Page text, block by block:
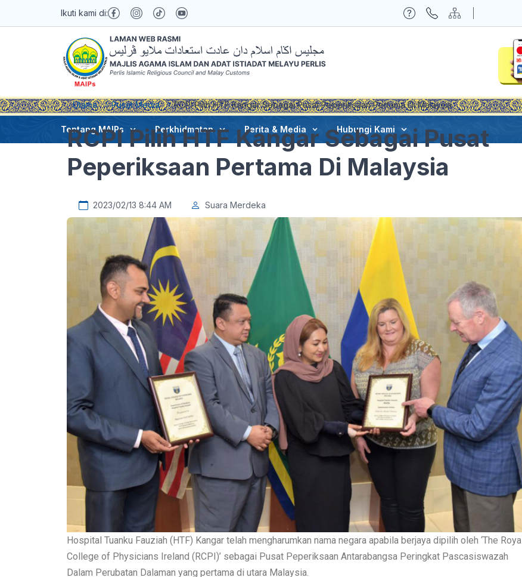
Ikuti kami di:
Tentang MAIPs Perkhidmatan Berita & Media Hubungi Kami
Utama Pusat Media RCPI Pilih HTF Kangar Sebagai Pusat Peperiksaan Pertama Di Malaysia
RCPI Pilih HTF Kangar Sebagai Pusat
Peperiksaan Pertama Di Malaysia
2023/02/13 8:44 AM Suara Merdeka
Hospital Tuanku Fauziah (HTF) Kangar telah mengharumkan nama negara apabila berjaya dipilih oleh ‘The Royal
College of Physicians Ireland (RCPI)’ sebagai Pusat Peperiksaan Antarabangsa Peringkat Pascasiswazah
Dalam Perubatan Dalaman yang pertama di utara Malaysia.